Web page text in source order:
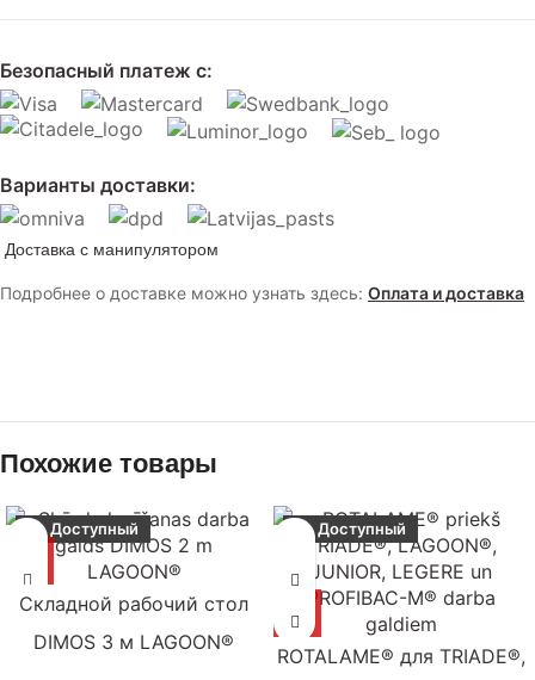
Безопасный платеж с:
Варианты доставки:
Доставка с манипулятором
Подробнее о доставке можно узнать здесь: Оплата и доставка
Похожие товары
Доступный
Cкладной рабочий стол
DIMOS 3 м LAGOON®
Доступный
ROTALAME® для TRIADE®,